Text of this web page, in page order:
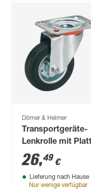
Dörner & Helmer
Transportgeräte-
Lenkrolle mit
200 mm
26,49 €
Lieferung nach Hause
Nur wenige verfügbar